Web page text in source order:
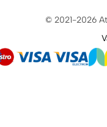
© 2021-2026